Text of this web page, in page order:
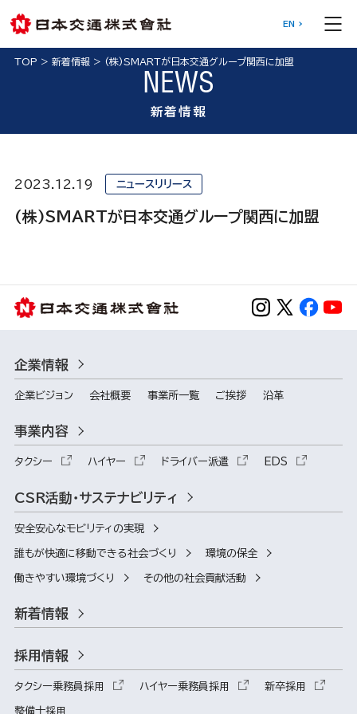
EN
TOP > 新着情報> (株)SMARTが日本交通グループ関西に加盟
NEWS
新着情報
2023.12.19 ニュースリリース
(株)SMARTが日本交通グループ関西に加盟
企業情報
企業ビジョン 会社概要 事業所一覧 ご挨拶 沿革
事業内容
タクシー ハイヤー ドライバー派遣 EDS
CSR活動・サステナビリティ
安全安心なモビリティの実現
誰もが快適に移動できる社会づくり 環境の保全
働きやすい環境づくり その他の社会貢献活動
新着情報
採用情報
タクシー乗務員採用 ハイヤー乗務員採用 新卒採用
整備士採用